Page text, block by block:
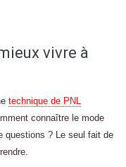
vivre à
technique de PNL
connaître le mode
questions ? Le seul fait de